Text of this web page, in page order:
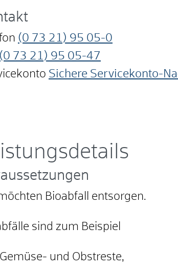
(0 73 21) 95 05-0
(0 73 21) 95 05-47
Sichere Servicekonto-
Bioabfall entsorgen.
sind zum Beispiel
Gemüse- und Obstreste,